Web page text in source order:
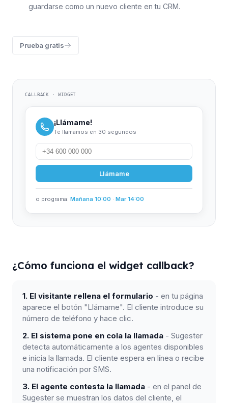
guardarse como un nuevo cliente en tu CRM.
Prueba gratis
CALLBACK · WIDGET
¡Llámame!
Te llamamos en 30 segundos
Llámame
o programa: Mañana 10:00 · Mar 14:00
¿Cómo funciona el widget callback?
1. El visitante rellena el formulario - en tu página
aparece el botón "Llámame". El cliente introduce su
número de teléfono y hace clic.
2. El sistema pone en cola la llamada - Sugester
detecta automáticamente a los agentes disponibles
e inicia la llamada. El cliente espera en línea o recibe
una notificación por SMS.
3. El agente contesta la llamada - en el panel de
Sugester se muestran los datos del cliente, el